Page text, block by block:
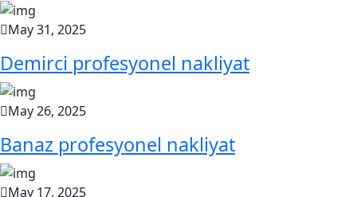
May 31, 2025
Demirci profesyonel nakliyat
May 26, 2025
Banaz profesyonel nakliyat
May 17, 2025